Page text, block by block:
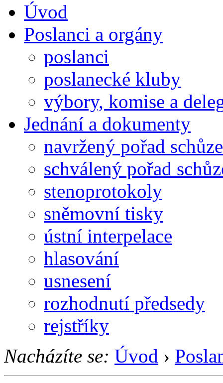
Úvod
Poslanci a orgány
poslanci
poslanecké kluby
výbory, komise a
Jednání a dokumenty
navržený pořad schůze
schválený pořad
stenoprotokoly
sněmovní tisky
ústní interpelace
hlasování
usnesení
rozhodnutí předsedy
rejstříky
Nacházíte se: Úvod ›